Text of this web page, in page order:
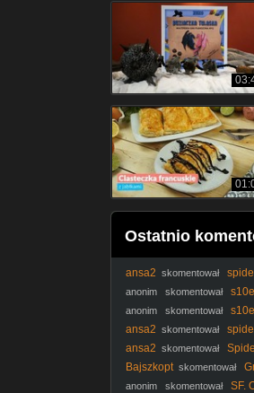
Ostatnio
ansa2 skomentował
FỉLM W OPỉSỉE
anonim skomentował
rodzinne
anonim skomentował
116 dni
ansa2 skomentował
W OPỉSỉE
ansa2 skomentował
FỉLM W OPỉSỉE
Bajszkopt skomentował
- Dangerous Lies
anonim skomentował
SF.